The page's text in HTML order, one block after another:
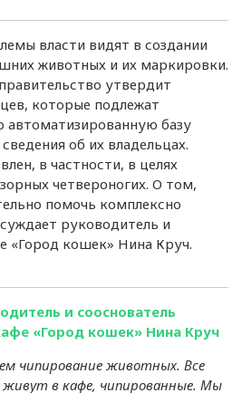
власти видят в создании
животных и их маркировки.
утвердит
которые подлежат
автоматизированную базу
об их владельцах.
в частности, в целях
четвероногих. О том,
помочь комплексно
руководитель и
«Город кошек» Нина Круч.
и сооснователь
«Город кошек» Нина Круч
чипирование животных. Все
в кафе, чипированные. Мы